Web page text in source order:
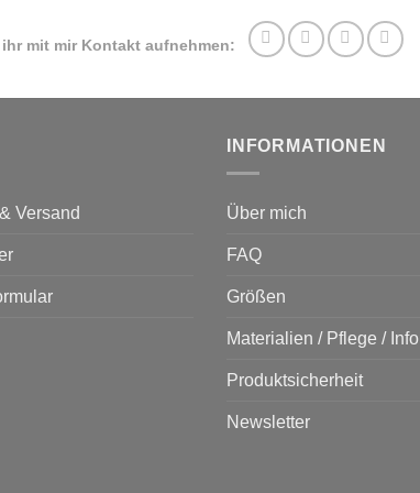
Optionen
können
gewählt
mit mir Kontakt aufnehmen:
Versand
INFORMATIONEN
Über mich
FAQ
Größen
Materialien / Pflege / Info
Produktsicherheit
Newsletter